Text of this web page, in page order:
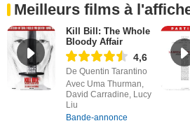
Meilleurs films à
Kill Bill: The Whole
Bloody Affair
4,6
De Quentin Tarantino
Avec Uma Thurman,
David Carradine, Lucy
Liu
Bande-annonce